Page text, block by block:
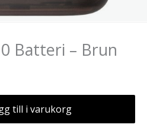
Batteri – Brun
till i varukorg